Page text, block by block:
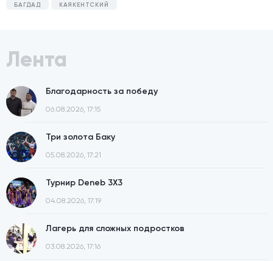
БАГДАД КАЯКЕНТСКИЙ
Лента
Благодарность за победу
06.08.2026, 17:15
Три золота Баку
05.08.2026, 17:21
Турнир Deneb 3X3
04.08.2026, 17:19
Лагерь для сложных подростков
03.08.2026, 17:16